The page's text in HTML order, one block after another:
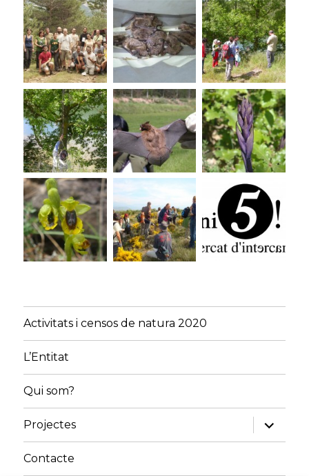
Activitats i censos de natura 2020
L’Entitat
Qui som?
Projectes
amplia
el
menú
Contacte